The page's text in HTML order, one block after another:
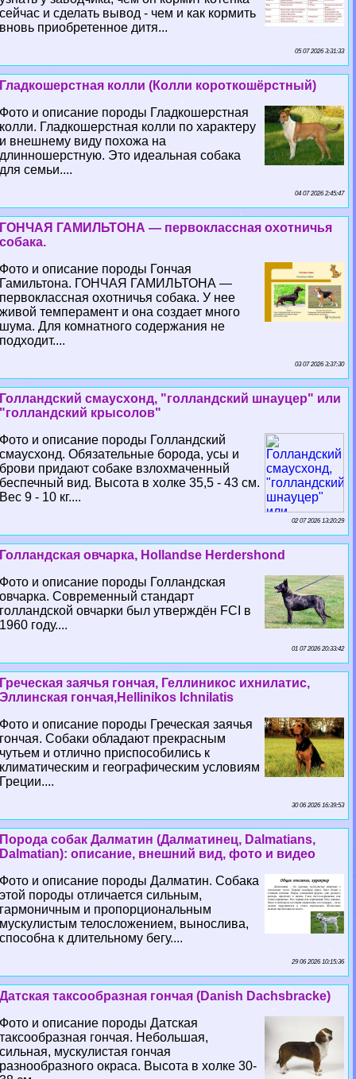
сейчас и сделать вывод - чем и как кормить
вновь приобретенное дитя...
05 07 2026 3:31:33
Гладкошерстная колли (Колли короткошёрстный)
Фото и описание породы Гладкошерстная
колли. Гладкошерстная колли по хаpaктеру
и внешнему виду похожа на
длинношерстную. Это идеальная собака
для семьи....
04 07 2026 2:45:47
ГОНЧАЯ ГАМИЛЬТОНА — первоклассная охотничья
собака.
Фото и описание породы Гончая
Гамильтона. ГОНЧАЯ ГАМИЛЬТОНА —
первоклассная охотничья собака. У нее
живой темперамент и она создает много
шума. Для комнатного содержания не
подходит....
03 07 2026 3:37:30
Голландский смаусхонд, "голландский шнауцер" или
"голландский крысолов"
Фото и описание породы Голландский
смаусхонд. Обязательные борода, усы и
брови придают собаке взлохмаченный
беспечный вид. Высота в холке 35,5 - 43 см.
Вес 9 - 10 кг....
02 07 2026 13:20:29
Голландская овчарка, Hollandse Herdershond
Фото и описание породы Голландская
овчарка. Современный стандарт
голландской овчарки был утверждён FCI в
1960 году....
01 07 2026 20:33:42
Греческая заячья гончая, Геллиникос ихнилатис,
Эллинская гончая,Hellinikos Ichnilatis
Фото и описание породы Греческая заячья
гончая. Собаки обладают прекрасным
чутьем и отлично приспособились к
климатическим и географическим условиям
Греции....
30 06 2026 16:39:53
Порода собак Далматин (Далматинец, Dalmatians,
Dalmatian): описание, внешний вид, фото и видео
Фото и описание породы Далматин. Собака
этой породы отличается сильным,
гармоничным и пропорциональным
мускулистым телосложением, вынослива,
способна к длительному бегу....
29 06 2026 10:15:36
Датская таксообразная гончая (Danish Dachsbracke)
Фото и описание породы Датская
таксообразная гончая. Небольшая,
сильная, мускулистая гончая
разнообразного окраса. Высота в холке 30-